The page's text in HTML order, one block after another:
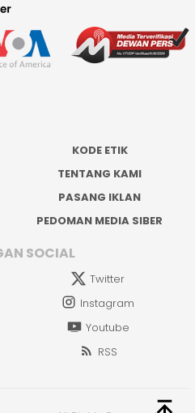
KODE ETIK
TENTANG KAMI
PASANG IKLAN
PEDOMAN MEDIA SIBER
SOCIAL
Twitter
Instagram
Youtube
RSS